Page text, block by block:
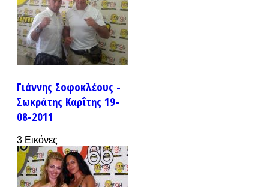
Γιάννης Σοφοκλέους -
Σωκράτης Καρΐτης 19-
08-2011
3 Εικόνες